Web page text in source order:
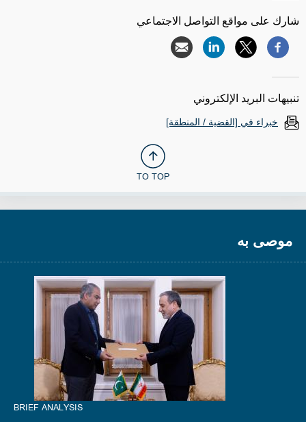
شارك على مواقع التواصل الاجتماعي
تنبيهات البريد الإلكتروني
خبراء في [القضية / المنطقة]
TO TOP
موصى به
BRIEF ANALYSIS